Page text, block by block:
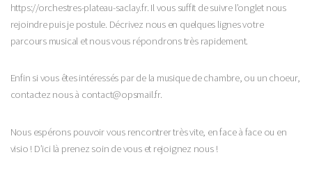
https://orchestres-plateau-saclay.fr. Il vous suffit de suivre l’onglet nous
rejoindre puis je postule. Décrivez nous en quelques lignes votre
parcours musical et nous vous répondrons très rapidement.
Enfin si vous êtes intéressés par de la musique de chambre, ou un choeur,
contactez nous à contact@opsmail.fr.
Nous espérons pouvoir vous rencontrer très vite, en face à face ou en
visio ! D’ici là prenez soin de vous et rejoignez nous !